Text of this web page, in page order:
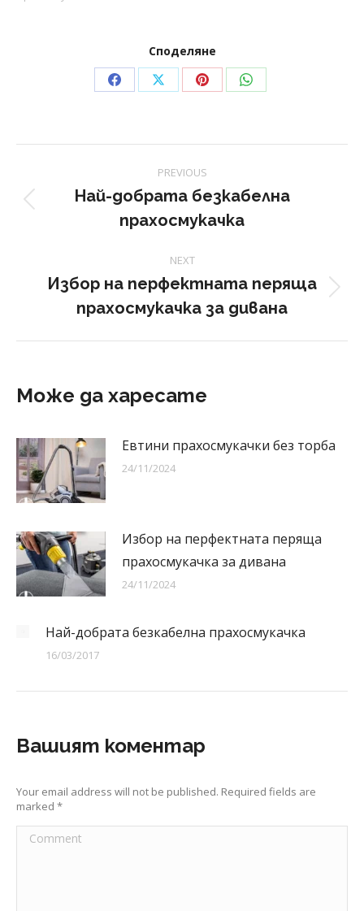
Споделяне
Share
Facebook
Share
X
Share
Pinterest
Share
WhatsApp
navigation
PREVIOUS
Previous
post:
Най-добрата безкабелна
прахосмукачка
NEXT
post:
Избор на перфектната перяща
прахосмукачка за дивана
Може да харесате
Евтини прахосмукачки без торба
24/11/2024
Избор на перфектната перяща
прахосмукачка за дивана
24/11/2024
Най-добрата безкабелна прахосмукачка
16/03/2017
Вашият коментар
Your email address will not be published. Required fields are
marked *
Comment